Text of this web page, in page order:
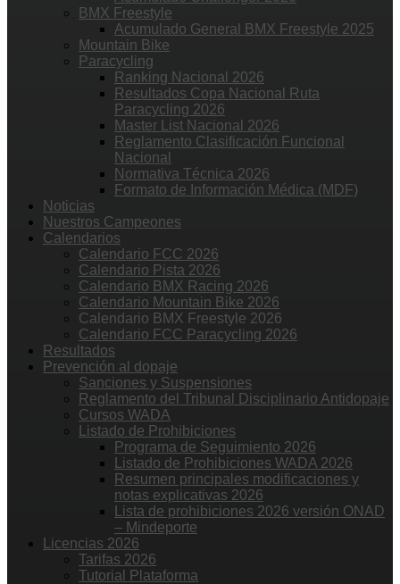
BMX Freestyle
Acumulado General BMX Freestyle 2025
Mountain Bike
Paracycling
Ranking Nacional 2026
Resultados Copa Nacional Ruta
Paracycling 2026
Master List Nacional 2026
Reglamento Clasificación Funcional
Nacional
Normativa Técnica 2026
Formato de Información Médica (MDF)
Noticias
Nuestros Campeones
Calendarios
Calendario FCC 2026
Calendario Pista 2026
Calendario BMX Racing 2026
Calendario Mountain Bike 2026
Calendario BMX Freestyle 2026
Calendario FCC Paracycling 2026
Resultados
Prevención al dopaje
Sanciones y Suspensiones
Reglamento del Tribunal Disciplinario Antidopaje
Cursos WADA
Listado de Prohibiciones
Programa de Seguimiento 2026
Listado de Prohibiciones WADA 2026
Resumen principales modificaciones y
notas explicativas 2026
Lista de prohibiciones 2026 versión ONAD
– Mindeporte
Licencias 2026
Tarifas 2026
Tutorial Plataforma